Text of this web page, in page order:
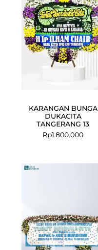
KARANGAN BUNGA
DUKACITA
TANGERANG 13
Rp1.800.000